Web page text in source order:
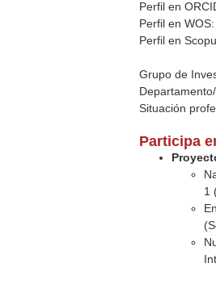
Perfil en
Perfil en WOS:
Perfil en
Grupo de
Situación
Participa
1